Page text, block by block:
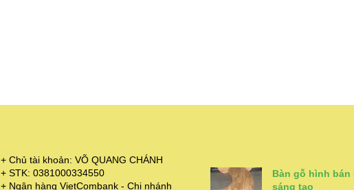
+ Chủ tài khoản: VÕ QUANG CHÁNH
+ STK: 0381000334550
+ Ngân hàng VietCombank - Chi nhánh
Bàn gỗ hình bán
sáng tạo